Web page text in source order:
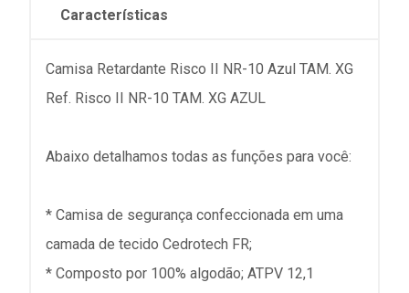
Características
Camisa Retardante Risco II NR-10 Azul TAM. XG
Ref. Risco II NR-10 TAM. XG AZUL
Abaixo detalhamos todas as funções para você:
* Camisa de segurança confeccionada em uma
camada de tecido Cedrotech FR;
* Composto por 100% algodão; ATPV 12,1